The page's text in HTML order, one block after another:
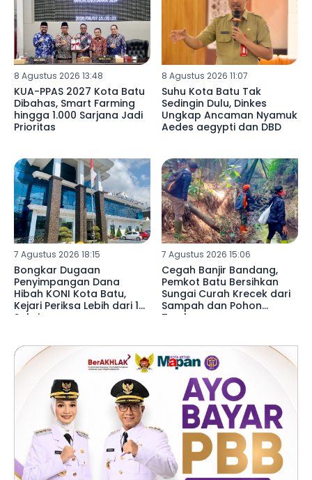
8 Agustus 2026 13:48
KUA-PPAS 2027 Kota Batu
Dibahas, Smart Farming
hingga 1.000 Sarjana Jadi
Prioritas
8 Agustus 2026 11:07
Suhu Kota Batu Tak
Sedingin Dulu, Dinkes
Ungkap Ancaman Nyamuk
Aedes aegypti dan DBD
7 Agustus 2026 18:15
Bongkar Dugaan
Penyimpangan Dana
Hibah KONI Kota Batu,
Kejari Periksa Lebih dari 15
Saksi
7 Agustus 2026 15:06
Cegah Banjir Bandang,
Pemkot Batu Bersihkan
Sungai Curah Krecek dari
Sampah dan Pohon
Tumbang